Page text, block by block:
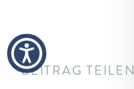
BEITRAG TEILEN